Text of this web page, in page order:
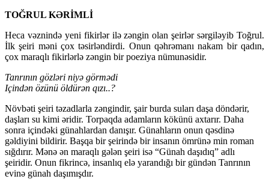
TOĞRUL KƏRİMLİ
Heca vəznində yeni fikirlər ilə zəngin olan şeirlər sərgiləyib Toğrul.
İlk şeiri məni çox təsirləndirdi. Onun qəhrəmanı nakam bir qadın,
çox maraqlı fikirlərlə zəngin bir poeziya nümunəsidir.
Tanrının gözləri niyə görmədi
Içindən özünü öldürən qızı..?
Növbəti şeiri təzadlarla zəngindir, şair burda suları daşa döndərir,
daşları su kimi əridir. Torpaqda adamların kökünü axtarır. Daha
sonra içindəki günahlardan danışır. Günahların onun qəsdinə
gəldiyini bildirir. Başqa bir şeirində bir insanın ömrünə min roman
sığdırır. Mənə ən maraqlı gələn şeiri isə “Günah daşıdıq” adlı
şeiridir. Onun fikrincə, insanlıq elə yarandığı bir gündən Tanrının
evinə günah daşımışdır.